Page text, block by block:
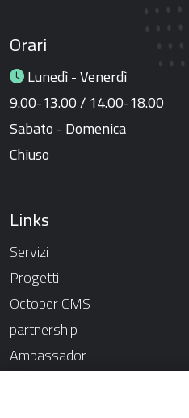
Orari
Lunedì - Venerdì
9.00-13.00 / 14.00-18.00
Sabato - Domenica
Chiuso
Links
Servizi
Progetti
October CMS
partnership
Ambassador